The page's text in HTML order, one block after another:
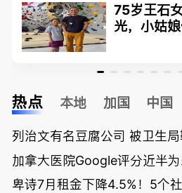
75岁王石
光，小姑娘
热点 本地 加国 中国
列治文有名豆腐公司 被卫生局
加拿大医院Google评分近半
卑诗7月租金下降4.5%！5个